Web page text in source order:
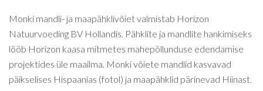
Monki mandli- ja maapähklivõiet valmistab Horizon
Natuurvoeding BV Hollandis. Pähklite ja mandlite hankimiseks
lööb Horizon kaasa mitmetes mahepõllunduse edendamise
projektides üle maailma. Monki võiete mandlid kasvavad
päikselises Hispaanias (fotol) ja maapähklid pärinevad Hiinast.